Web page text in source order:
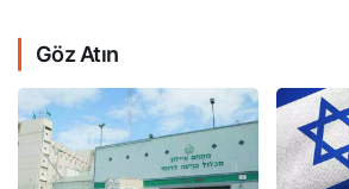
Göz Atın